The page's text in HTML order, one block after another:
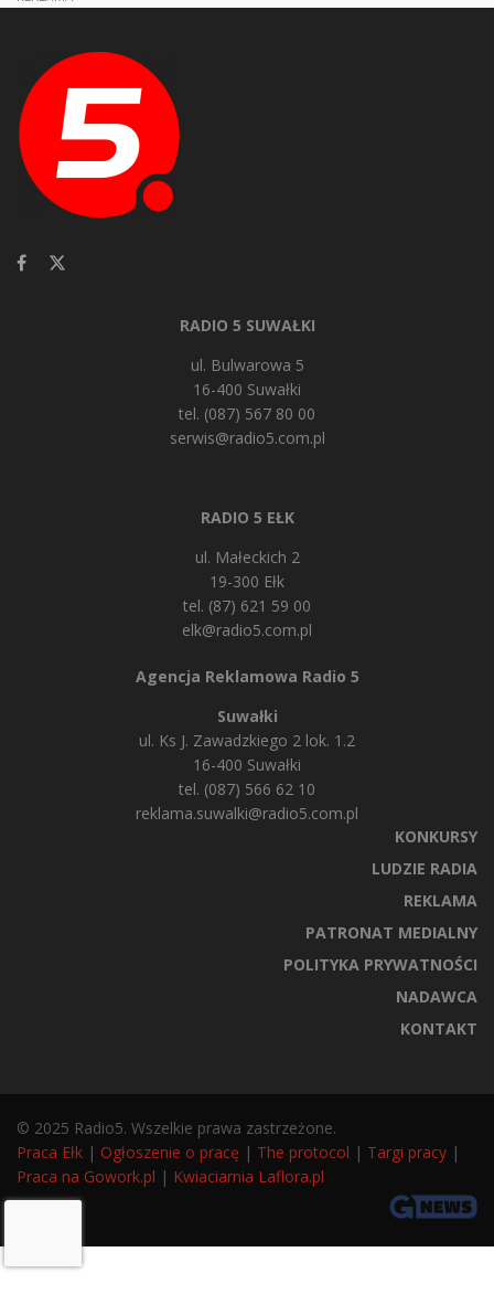
RADIO 5 SUWAŁKI
ul. Bulwarowa 5
16-400 Suwałki
tel. (087) 567 80 00
serwis@radio5.com.pl
RADIO 5 EŁK
ul. Małeckich 2
19-300 Ełk
tel. (87) 621 59 00
elk@radio5.com.pl
Agencja Reklamowa Radio 5
Suwałki
ul. Ks J. Zawadzkiego 2 lok. 1.2
16-400 Suwałki
tel. (087) 566 62 10
reklama.suwalki@radio5.com.pl
KONKURSY
LUDZIE RADIA
REKLAMA
PATRONAT MEDIALNY
POLITYKA PRYWATNOŚCI
NADAWCA
KONTAKT
© 2025 Radio5. Wszelkie prawa zastrzeżone.
Praca Ełk | Ogłoszenie o pracę | The protocol | Targi pracy |
Praca na Gowork.pl | Kwiaciarnia Laflora.pl